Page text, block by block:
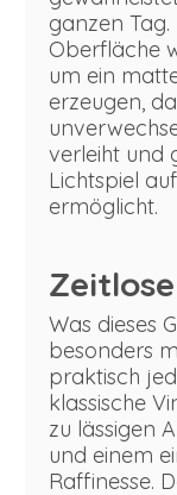
ganzen
Oberfläche
um ein
erzeugen,
verleiht und
Lichtspiel
ermöglicht.
Was dieses
besonders
praktisch
klassische
zu lässigen
und einem
Raffinesse.